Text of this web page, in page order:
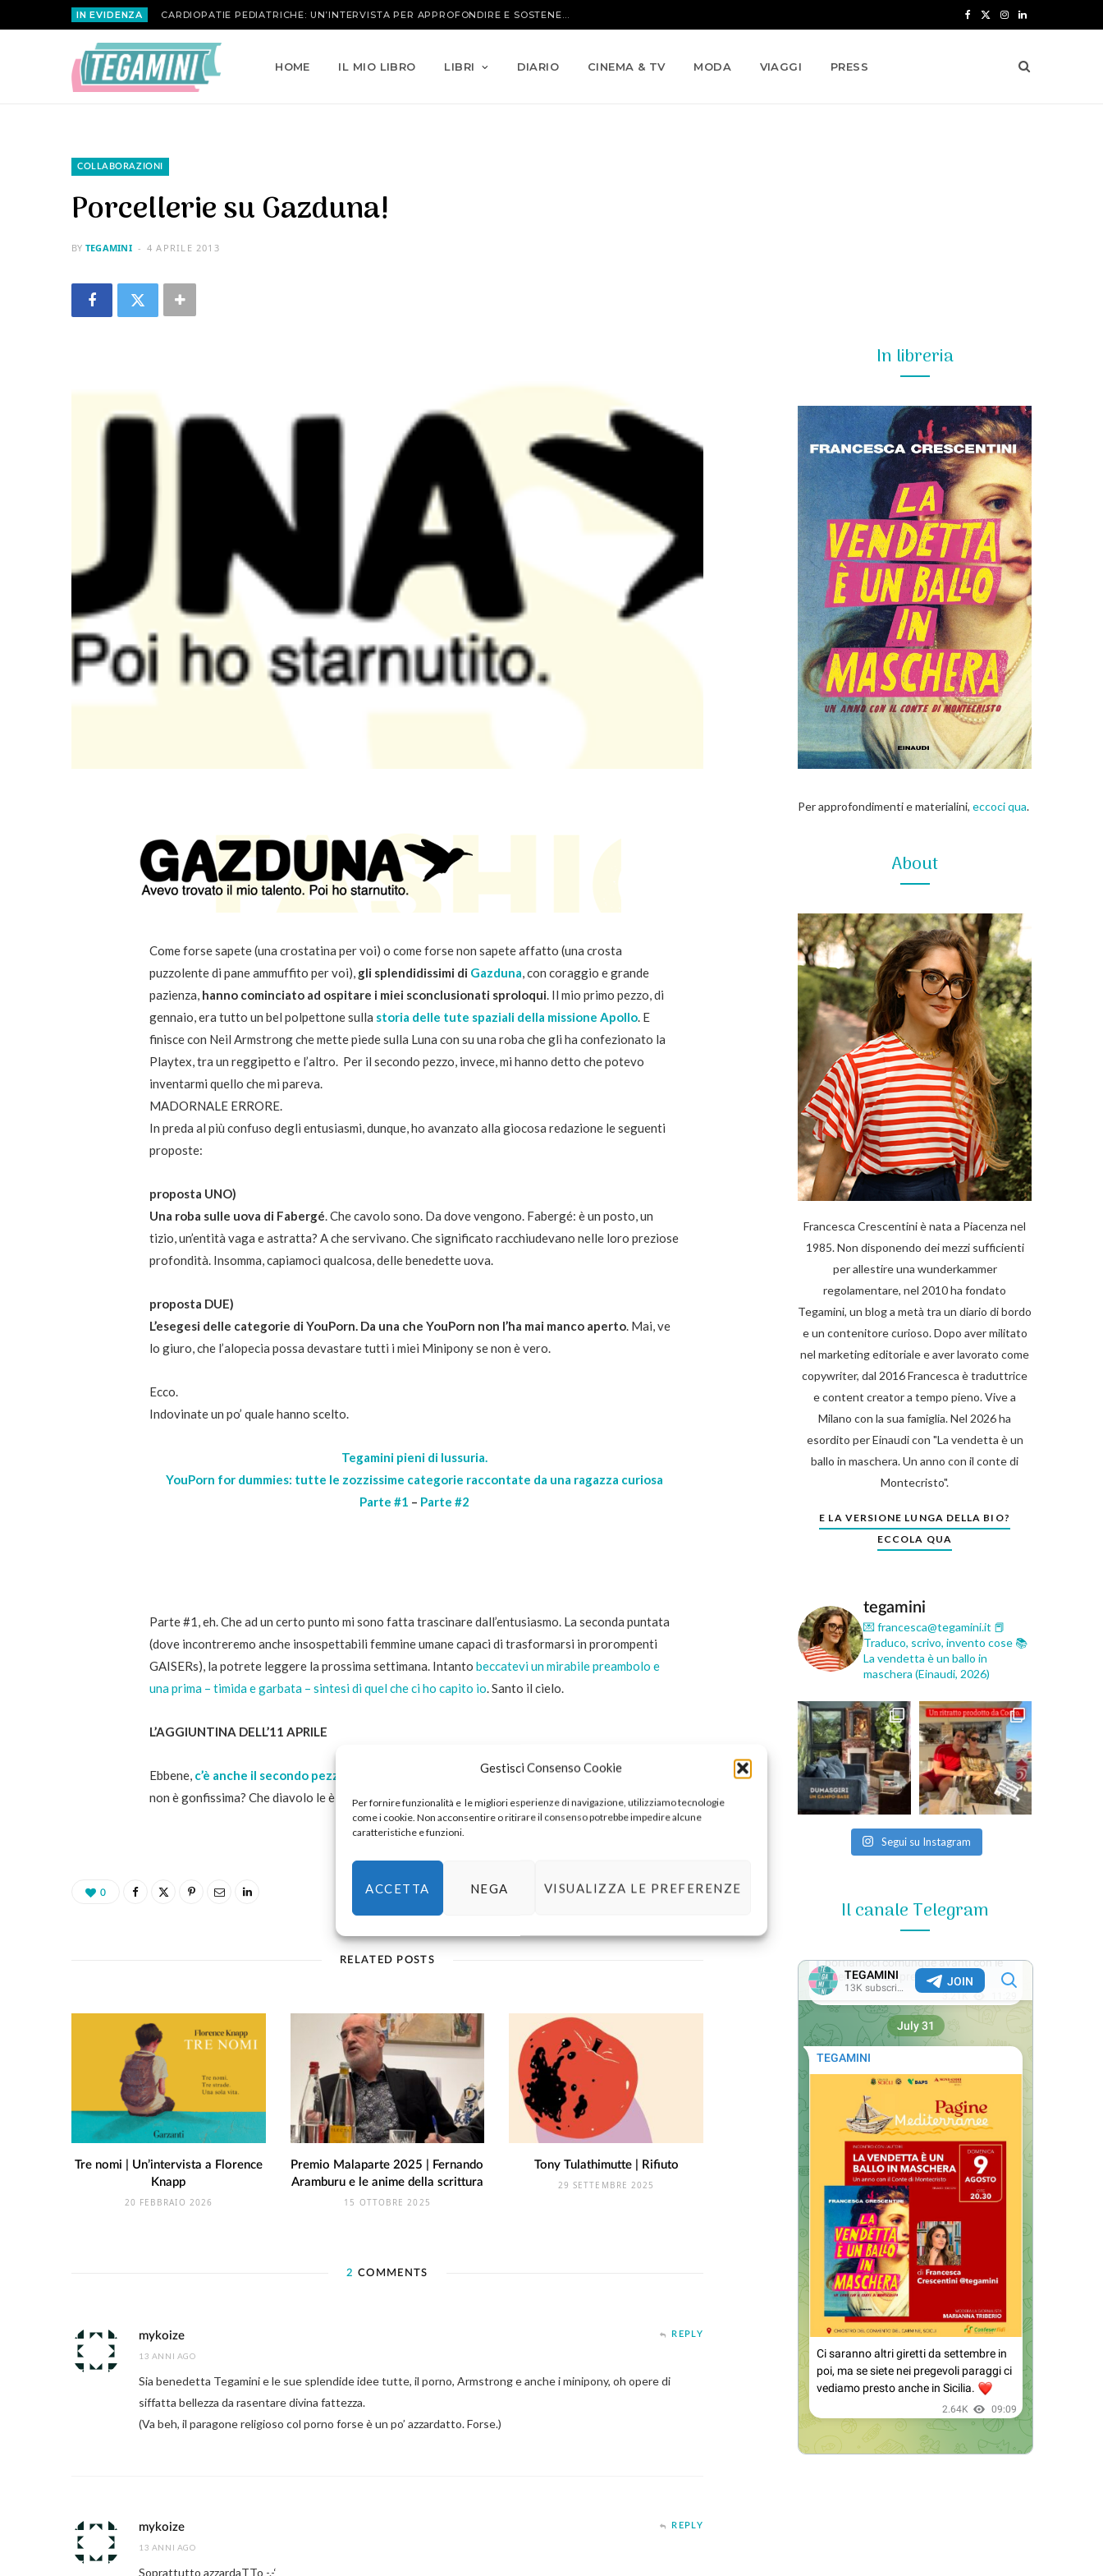
Gestisci Consenso Cookie
Per fornire funzionalità e le migliori esperienze di navigazione, utilizziamo tecnologie
come i cookie. Non acconsentire o ritirare il consenso potrebbe impedire alcune
caratteristiche e funzioni.
ACCETTA NEGA VISUALIZZA LE PREFERENZE
IN EVIDENZA CARDIOPATIE PEDIATRICHE: UN’INTERVISTA PER APPROFONDIRE E SOSTENERE MISSION BAMBINI I L
n
HOME IL MIO LIBRO LIBRI DIARIO CINEMA & TV MODA VIAGGI PRESS
COLLABORAZIONI
Porcellerie su Gazduna!
BY TEGAMINI 4 APRILE 2013
Come forse sapete (una crostatina per voi) o come forse non sapete affatto (una crosta
puzzolente di pane ammuffito per voi), gli splendidissimi di Gazduna, con coraggio e grande
pazienza, hanno cominciato ad ospitare i miei sconclusionati sproloqui. Il mio primo pezzo, di
gennaio, era tutto un bel polpettone sulla storia delle tute spaziali della missione Apollo. E
finisce con Neil Armstrong che mette piede sulla Luna con su una roba che gli ha confezionato la
Playtex, tra un reggipetto e l’altro. Per il secondo pezzo, invece, mi hanno detto che potevo
inventarmi quello che mi pareva.
MADORNALE ERRORE.
In preda al più confuso degli entusiasmi, dunque, ho avanzato alla giocosa redazione le seguenti
proposte:
proposta UNO)
Una roba sulle uova di Fabergé. Che cavolo sono. Da dove vengono. Fabergé: è un posto, un
tizio, un’entità vaga e astratta? A che servivano. Che significato racchiudevano nelle loro preziose
profondità. Insomma, capiamoci qualcosa, delle benedette uova.
proposta DUE)
L’esegesi delle categorie di YouPorn. Da una che YouPorn non l’ha mai manco aperto. Mai, ve
lo giuro, che l’alopecia possa devastare tutti i miei Minipony se non è vero.
Ecco.
Indovinate un po’ quale hanno scelto.
Tegamini pieni di lussuria.
YouPorn for dummies: tutte le zozzissime categorie raccontate da una ragazza curiosa
Parte #1 – Parte #2
Parte #1, eh. Che ad un certo punto mi sono fatta trascinare dall’entusiasmo. La seconda puntata
(dove incontreremo anche insospettabili femmine umane capaci di trasformarsi in prorompenti
GAISERs), la potrete leggere la prossima settimana. Intanto beccatevi un mirabile preambolo e
una prima – timida e garbata – sintesi di quel che ci ho capito io. Santo il cielo.
L’AGGIUNTINA DELL’11 APRILE
Ebbene, c’è anche il secondo pezzo
. E proprio nel giorno in cui Sasha Grey è arrivata in Italia! Ma
non è gonfissima? Che diavolo le è capitato?
0
RELATED POSTS
Tre nomi | Un’intervista a Florence
Knapp
20 FEBBRAIO 2026
Premio Malaparte 2025 | Fernando
Aramburu e le anime della scrittura
15 OTTOBRE 2025
Tony Tulathimutte | Rifiuto
29 SETTEMBRE 2025
2 COMMENTS
mykoize
13 ANNI AGO
REPLY
Sia benedetta Tegamini e le sue splendide idee tutte, il porno, Armstrong e anche i minipony, oh opere di
siffatta bellezza da rasentare divina fattezza.
(Va beh, il paragone religioso col porno forse è un po’ azzardatto. Forse.)
mykoize
13 ANNI AGO
REPLY
Soprattutto azzardaTTo -.-‘
In libreria
Per approfondimenti e materialini, eccoci qua.
About
Francesca Crescentini è nata a Piacenza nel
1985. Non disponendo dei mezzi sufficienti
per allestire una wunderkammer
regolamentare, nel 2010 ha fondato
Tegamini, un blog a metà tra un diario di bordo
e un contenitore curioso. Dopo aver militato
nel marketing editoriale e aver lavorato come
copywriter, dal 2016 Francesca è traduttrice
e content creator a tempo pieno. Vive a
Milano con la sua famiglia. Nel 2026 ha
esordito per Einaudi con "La vendetta è un
ballo in maschera. Un anno con il conte di
Montecristo".
E LA VERSIONE LUNGA DELLA BIO?
ECCOLA QUA
tegamini
💌 francesca@tegamini.it 📕
Traduco, scrivo, invento cose 📚
La vendetta è un ballo in
maschera (Einaudi, 2026)
Segui su Instagram
Il canale Telegram